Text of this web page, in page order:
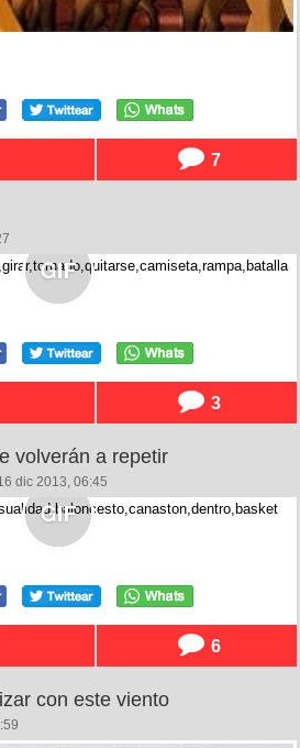
7
3
volverán a repetir
dic 2013, 06:45
6
con este viento